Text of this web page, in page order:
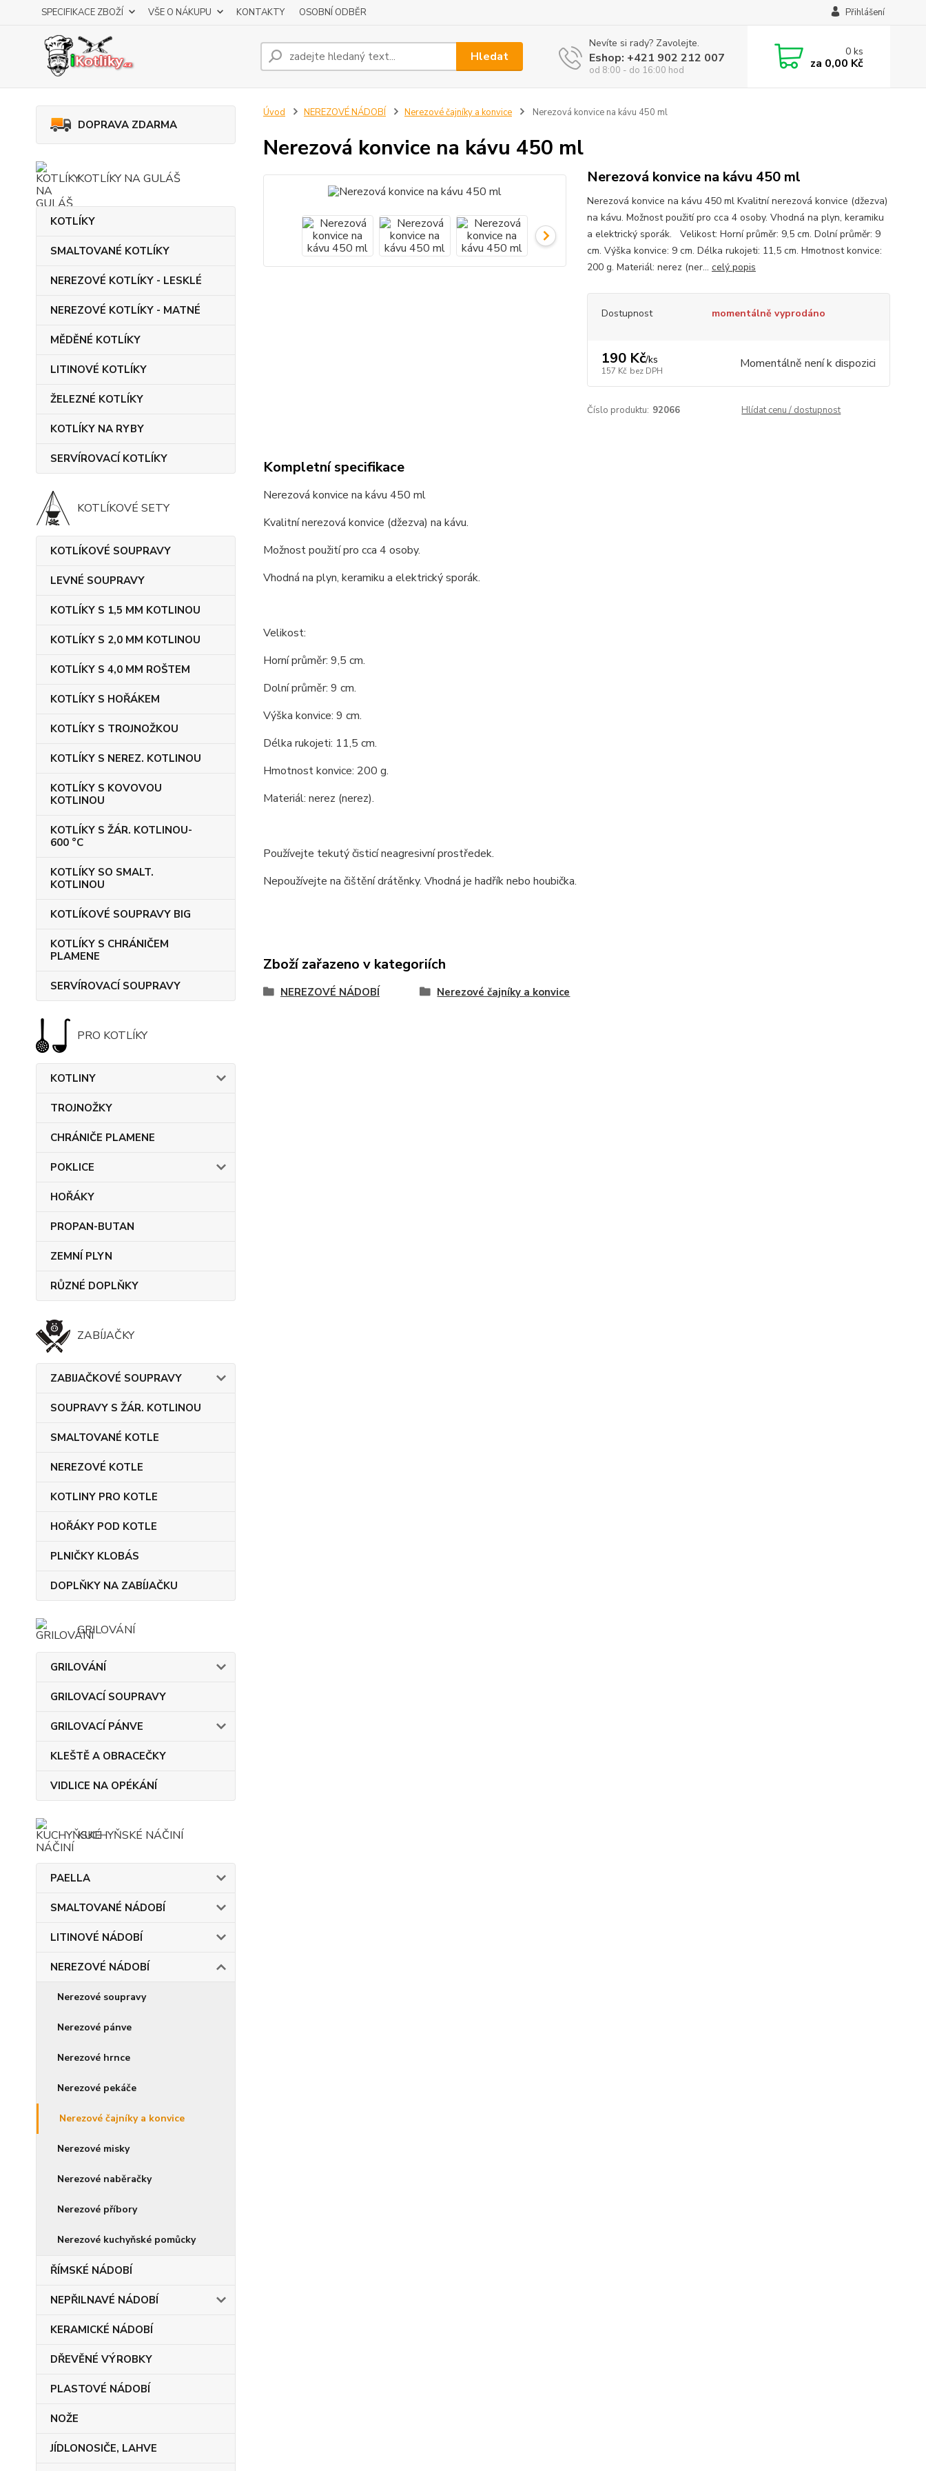
SPECIFIKACE ZBOŽÍ VŠE O NÁKUPU KONTAKTY OSOBNÍ ODBĚR Přihlášení
Hledat
Nevíte si rady? Zavolejte.
Eshop: +421 902 212 007
od 8:00 - do 16:00 hod
0ks
za 0,00 Kč
DOPRAVA ZDARMA
KOTLÍKY NA GULÁŠ
KOTLÍKY
SMALTOVANÉ KOTLÍKY
NEREZOVÉ KOTLÍKY - LESKLÉ
NEREZOVÉ KOTLÍKY - MATNÉ
MĚDĚNÉ KOTLÍKY
LITINOVÉ KOTLÍKY
ŽELEZNÉ KOTLÍKY
KOTLÍKY NA RYBY
SERVÍROVACÍ KOTLÍKY
KOTLÍKOVÉ SETY
KOTLÍKOVÉ SOUPRAVY
LEVNÉ SOUPRAVY
KOTLÍKY S 1,5 MM KOTLINOU
KOTLÍKY S 2,0 MM KOTLINOU
KOTLÍKY S 4,0 MM ROŠTEM
KOTLÍKY S HOŘÁKEM
KOTLÍKY S TROJNOŽKOU
KOTLÍKY S NEREZ. KOTLINOU
KOTLÍKY S KOVOVOU
KOTLINOU
KOTLÍKY S ŽÁR. KOTLINOU-
600 °C
KOTLÍKY SO SMALT.
KOTLINOU
KOTLÍKOVÉ SOUPRAVY BIG
KOTLÍKY S CHRÁNIČEM
PLAMENE
SERVÍROVACÍ SOUPRAVY
PRO KOTLÍKY
KOTLINY
TROJNOŽKY
CHRÁNIČE PLAMENE
POKLICE
HOŘÁKY
PROPAN-BUTAN
ZEMNÍ PLYN
RŮZNÉ DOPLŇKY
ZABÍJAČKY
ZABIJAČKOVÉ SOUPRAVY
SOUPRAVY S ŽÁR. KOTLINOU
SMALTOVANÉ KOTLE
NEREZOVÉ KOTLE
KOTLINY PRO KOTLE
HOŘÁKY POD KOTLE
PLNIČKY KLOBÁS
DOPLŇKY NA ZABÍJAČKU
GRILOVÁNÍ
GRILOVÁNÍ
GRILOVACÍ SOUPRAVY
GRILOVACÍ PÁNVE
KLEŠTĚ A OBRACEČKY
VIDLICE NA OPÉKÁNÍ
KUCHYŇSKÉ NÁČINÍ
PAELLA
SMALTOVANÉ NÁDOBÍ
LITINOVÉ NÁDOBÍ
NEREZOVÉ NÁDOBÍ
Nerezové soupravy
Nerezové pánve
Nerezové hrnce
Nerezové pekáče
Nerezové čajníky a konvice
Nerezové misky
Nerezové naběračky
Nerezové příbory
Nerezové kuchyňské pomůcky
ŘÍMSKÉ NÁDOBÍ
NEPŘILNAVÉ NÁDOBÍ
KERAMICKÉ NÁDOBÍ
DŘEVĚNÉ VÝROBKY
PLASTOVÉ NÁDOBÍ
NOŽE
JÍDLONOSIČE, LAHVE
Úvod NEREZOVÉ NÁDOBÍ Nerezové čajníky a konvice Nerezová konvice na kávu 450 ml
Nerezová konvice na kávu 450 ml
Nerezová konvice na kávu 450 ml
Nerezová konvice na kávu 450 ml Kvalitní nerezová konvice (džezva)
na kávu. Možnost použití pro cca 4 osoby. Vhodná na plyn, keramiku
a elektrický sporák. Velikost: Horní průměr: 9,5 cm. Dolní průměr: 9
cm. Výška konvice: 9 cm. Délka rukojeti: 11,5 cm. Hmotnost konvice:
200 g. Materiál: nerez (ner... celý popis
Dostupnost momentálně vyprodáno
190 Kč/ks
157 Kč bez DPH Momentálně není k dispozici
Číslo produktu: 92066 Hlídat cenu / dostupnost
Kompletní specifikace
Nerezová konvice na kávu 450 ml
Kvalitní nerezová konvice (džezva) na kávu.
Možnost použití pro cca 4 osoby.
Vhodná na plyn, keramiku a elektrický sporák.
Velikost:
Horní průměr: 9,5 cm.
Dolní průměr: 9 cm.
Výška konvice: 9 cm.
Délka rukojeti: 11,5 cm.
Hmotnost konvice: 200 g.
Materiál: nerez (nerez).
Používejte tekutý čisticí neagresivní prostředek.
Nepoužívejte na čištění drátěnky. Vhodná je hadřík nebo houbička.
Zboží zařazeno v kategoriích
NEREZOVÉ NÁDOBÍ Nerezové čajníky a konvice